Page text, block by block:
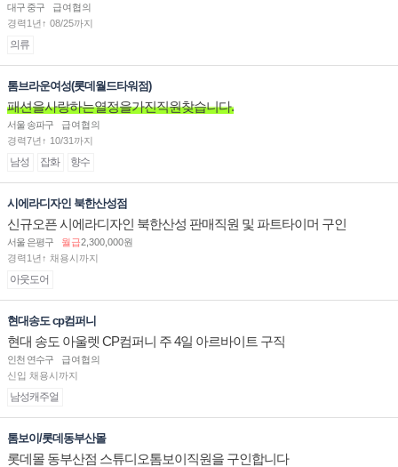
대구 중구
급여협의
경력1년↑ 08/25까지
의류
톰브라운여성(롯데월드타워점)
패션을사랑하는열정을가진직원찾습니다.
서울 송파구
급여협의
경력7년↑ 10/31까지
남성 잡화 향수
시에라디자인 북한산성점
신규오픈 시에라디자인 북한산성 판매직원 및 파트타이머 구인
서울 은평구 월급2,300,000원
경력1년↑ 채용시까지
아웃도어
현대송도 cp컴퍼니
현대 송도 아울렛 CP컴퍼니 주 4일 아르바이트 구직
인천 연수구
급여협의
신입 채용시까지
남성캐주얼
톰보이/롯데동부산몰
롯데몰 동부산점 스튜디오톰보이직원을 구인합니다